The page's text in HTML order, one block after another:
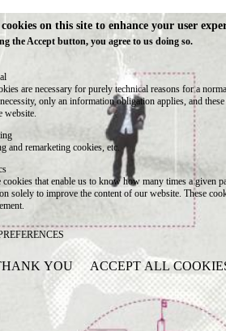
cookies on this site to enhance your user
the Accept button, you agree to us doing so.
are necessary for purely technical reasons for a
only an information obligation applies, and
website.
and remarketing cookies, etc.
cookies that enable us to know how many times a given
solely to improve the content of our website. These
YOU ACCEPT ALL
CONSENT